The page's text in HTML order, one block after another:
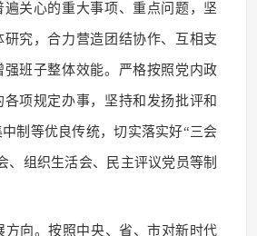
关心的重大事项、重点问题，坚
究，合力营造团结协作、互相支
强班子整体效能。严格按照党内政
项规定办事，坚持和发扬批评和
制等优良传统，切实落实好“三会
、组织生活会、民主评议党员等制
方向。按照中央、省、市对新时代